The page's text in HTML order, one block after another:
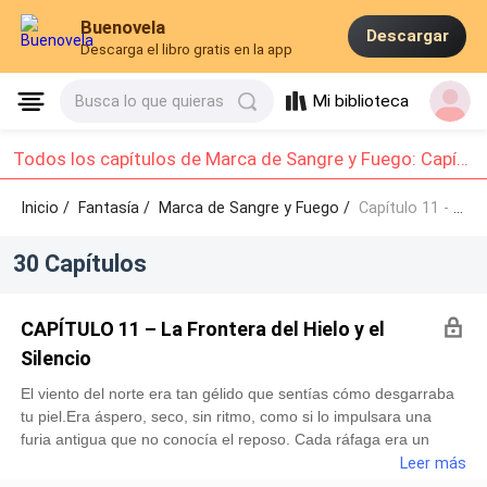
Buenovela
Descarga el libro gratis en la app
Descargar
Busca lo que quieras Mi biblioteca
Todos los capítulos de Marca de Sangre y Fuego: Capítulo 11 - Capítulo 20
Inicio / Fantasía/Marca de Sangre y Fuego / Capítulo 11 - Capítulo 20
30 Capítulos
CAPÍTULO 11 – La Frontera del Hielo y el
Silencio
El viento del norte era tan gélido que sentías cómo desgarraba
tu piel.Era áspero, seco, sin ritmo, como si lo impulsara una
furia antigua que no conocía el reposo. Cada ráfaga era un
puñetazo de escarcha que le arrancaba el aliento a Rhea y le
Leer más